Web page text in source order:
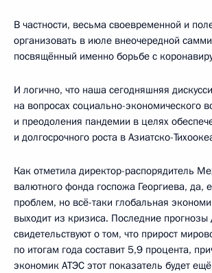
В частности, весьма своевременной и
организовать в июле внеочередной
посвящённый именно борьбе с
И логично, что наша сегодняшняя
на вопросах социально-экономического
и преодоления пандемии в целях
и долгосрочного роста в Азиатско-
Как отметила директор-распорядитель
валютного фонда госпожа Георгиева, да,
проблем, но всё-таки глобальная
выходит из кризиса. Последние прогнозы
свидетельствуют о том, что прирост
по итогам года составит 5,9 процента,
экономик АТЭС этот показатель будет